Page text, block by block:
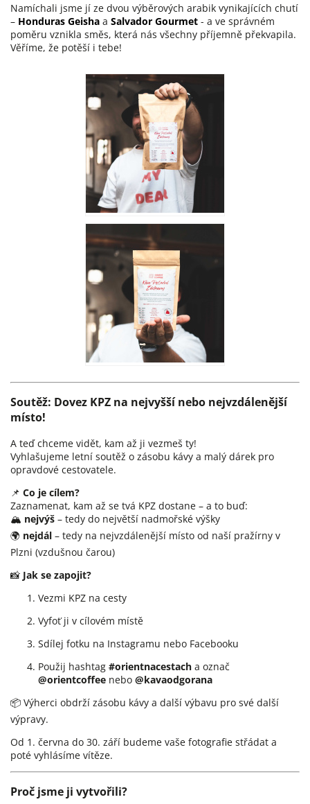
Namíchali jsme jí ze dvou výběrových arabik vynikajících chutí
– Honduras Geisha a Salvador Gourmet - a ve správném
poměru vznikla směs, která nás všechny příjemně překvapila.
Věříme, že potěší i tebe!
Soutěž: Dovez KPZ na nejvyšší nebo nejvzdálenější
místo!
A teď chceme vidět, kam až ji vezmeš ty!
Vyhlašujeme letní soutěž o zásobu kávy a malý dárek pro
opravdové cestovatele.
📌 Co je cílem?
Zaznamenat, kam až se tvá KPZ dostane – a to buď:
🏔 nejvýš – tedy do největší nadmořské výšky
🌍 nejdál – tedy na nejvzdálenější místo od naší pražírny v
Plzni (vzdušnou čarou)
📸 Jak se zapojit?
Vezmi KPZ na cesty
Vyfoť ji v cílovém místě
Sdílej fotku na Instagramu nebo Facebooku
Použij hashtag #orientnacestach a označ
@orientcoffee nebo @kavaodgorana
📦 Výherci obdrží zásobu kávy a další výbavu pro své další
výpravy.
Od 1. června do 30. září budeme vaše fotografie střádat a
poté vyhlásíme vítěze.
Proč jsme ji vytvořili?